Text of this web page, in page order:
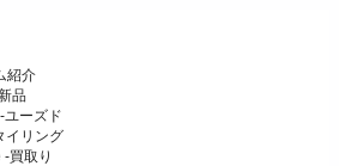
紹介
品
-ユーズド
イリング
-買取り